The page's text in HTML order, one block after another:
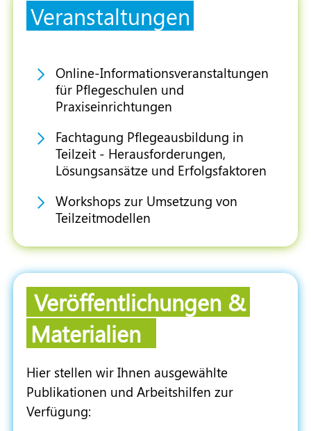
Veranstaltungen
Online-Informationsveranstaltungen
für Pflegeschulen und
Praxiseinrichtungen
Fachtagung Pflegeausbildung in
Teilzeit - Herausforderungen,
Lösungsansätze und Erfolgsfaktoren
Workshops zur Umsetzung von
Teilzeitmodellen
Veröffentlichungen &
Materialien
Hier stellen wir Ihnen ausgewählte
Publikationen und Arbeitshilfen zur
Verfügung: